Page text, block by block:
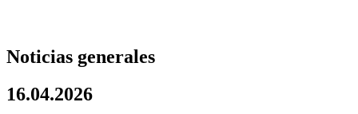
Noticias generales
16.04.2026